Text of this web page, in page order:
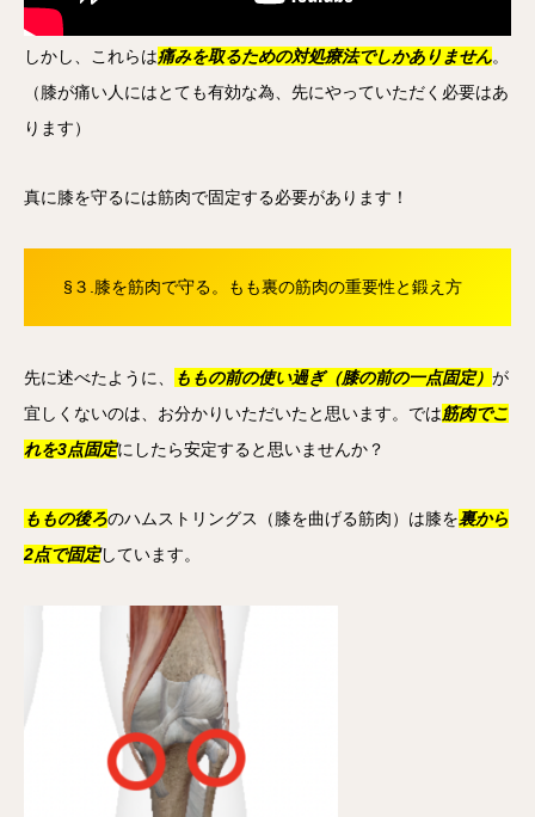
しかし、これらは痛みを取るための対処療法でしかありません。
（膝が痛い人にはとても有効な為、先にやっていただく必要はあ
ります）
真に膝を守るには筋肉で固定する必要があります！
§３.膝を筋肉で守る。もも裏の筋肉の重要性と鍛え方
先に述べたように、 ももの前の使い過ぎ（膝の前の一点固定） が
宜しくないのは、お分かりいただいたと思います。では筋肉でこ
れを3点固定にしたら安定すると思いませんか？
ももの後ろのハムストリングス（膝を曲げる筋肉）は膝を裏から
2点で固定しています。